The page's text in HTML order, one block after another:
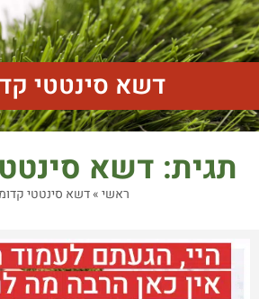
דשא סינטטי
תגית: דשא
ראשי»דשא סינטטי